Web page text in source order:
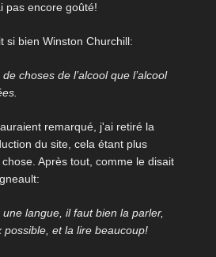
pas encore goûté!
si bien Winston Churchill:
choses de l’alcool que l’alcool
remarqué, j'ai retiré la
du site, cela étant plus
Après tout, comme le disait
langue, il faut bien la parler,
possible, et la lire beaucoup!